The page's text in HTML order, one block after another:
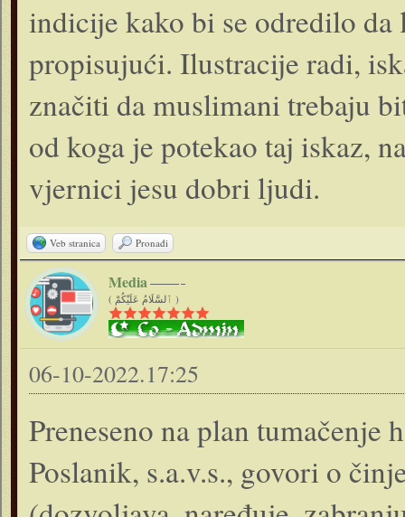
indicije kako bi se odredilo
propisujući. Ilustracije radi,
značiti da muslimani trebaju
od koga je potekao taj iskaz,
vjernici jesu dobri ljudi.
Veb stranica Pronađi
Media
( ٱلسَّلَامُ عَلَيْكُمْ )
06-10-2022.17:25
Preneseno na plan
Poslanik, s.a.v.s., govori o